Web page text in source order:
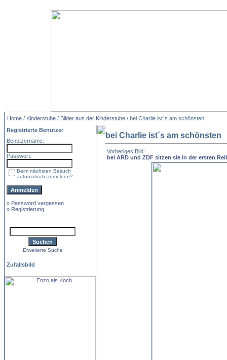
Home / Kinderstube / Bilder aus der Kinderstube / bei Charlie ist´s am schönsten
Registrierte Benutzer
Benutzername:
Passwort:
Beim nächsten Besuch
automatisch anmelden?
» Password vergessen
» Registrierung
Erweiterte Suche
Zufallsbild
bei Charlie ist´s am schönsten
Vorheriges Bild:
bei ARD und ZDF sitzen sie in der ersten